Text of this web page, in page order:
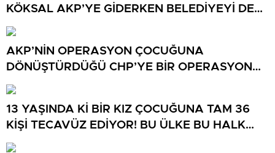
KÖKSAL AKP’YE GİDERKEN BELEDİYEYİ DE
GÖTÜRÜYOR!
AKP’NİN OPERASYON ÇOCUĞUNA
DÖNÜŞTÜRDÜĞÜ CHP’YE BİR OPERASYON
DAHA!
13 YAŞINDA Kİ BİR KIZ ÇOCUĞUNA TAM 36
KİŞİ TECAVÜZ EDİYOR! BU ÜLKE BU HALK
NEREYE SAVRULDU NASIL SAVRULDU!